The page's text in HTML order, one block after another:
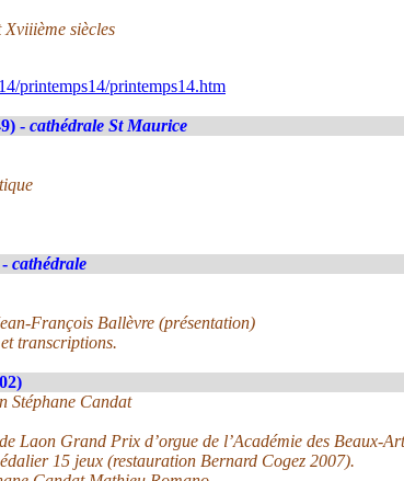
Xviiième siècles
printemps14/printemps14.htm
- cathédrale St Maurice
cathédrale
François Ballèvre (présentation)
transcriptions.
Stéphane Candat
Laon Grand Prix d’orgue de l’Académie des Beaux-
15 jeux (restauration Bernard Cogez 2007).